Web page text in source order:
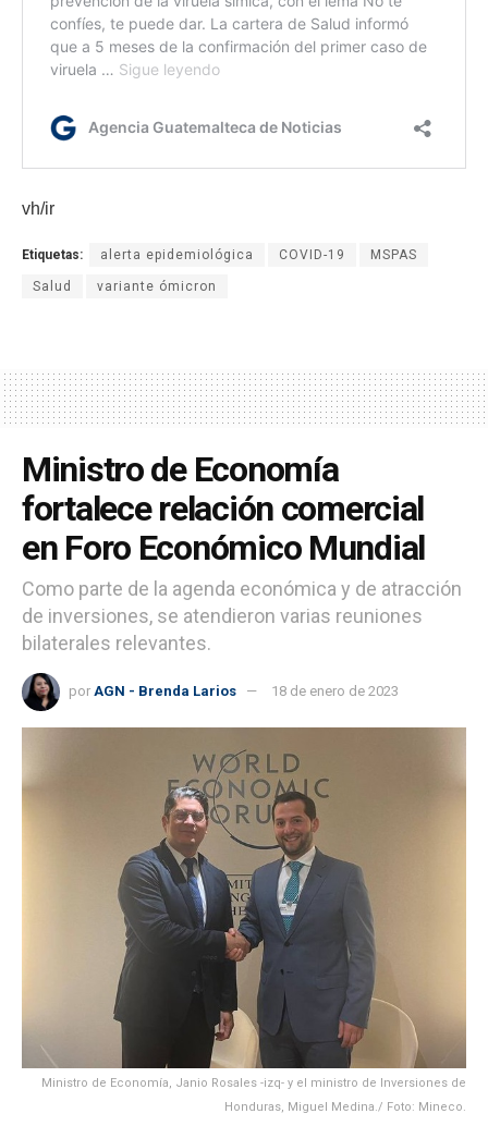
vh/ir
Etiquetas: alerta epidemiológica COVID-19 MSPAS
Salud variante ómicron
Ministro de Economía
fortalece relación comercial
en Foro Económico Mundial
Como parte de la agenda económica y de atracción
de inversiones, se atendieron varias reuniones
bilaterales relevantes.
por AGN - Brenda Larios 18 de enero de 2023
Ministro de Economía, Janio Rosales -izq- y el ministro de Inversiones de
Honduras, Miguel Medina./ Foto: Mineco.